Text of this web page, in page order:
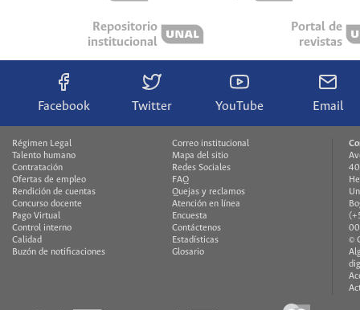
Repositorio
institucional
Portal de
revistas
Facebook Twitter YouTube Email
Régimen Legal
Talento humano
Contratación
Ofertas de empleo
Rendición de cuentas
Concurso docente
Pago Virtual
Control interno
Calidad
Buzón de notificaciones
Correo institucional
Mapa del sitio
Redes Sociales
FAQ
Quejas y reclamos
Atención en línea
Encuesta
Contáctenos
Estadísticas
Glosario
©